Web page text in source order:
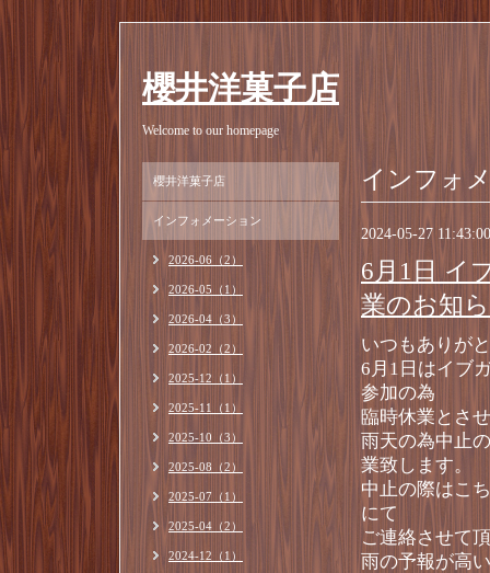
櫻井洋菓子店
Welcome to our homepage
インフォ
2024-05-27 11:43:00
6月1日 イ
業のお知
いつもありが
6月1日はイブ
参加の為
臨時休業とさ
雨天の為中止
業致します。
中止の際はこ
にて
ご連絡させて
雨の予報が高
櫻井洋菓子店
インフォメーション
2026-06（2）
2026-05（1）
2026-04（3）
2026-02（2）
2025-12（1）
2025-11（1）
2025-10（3）
2025-08（2）
2025-07（1）
2025-04（2）
2024-12（1）